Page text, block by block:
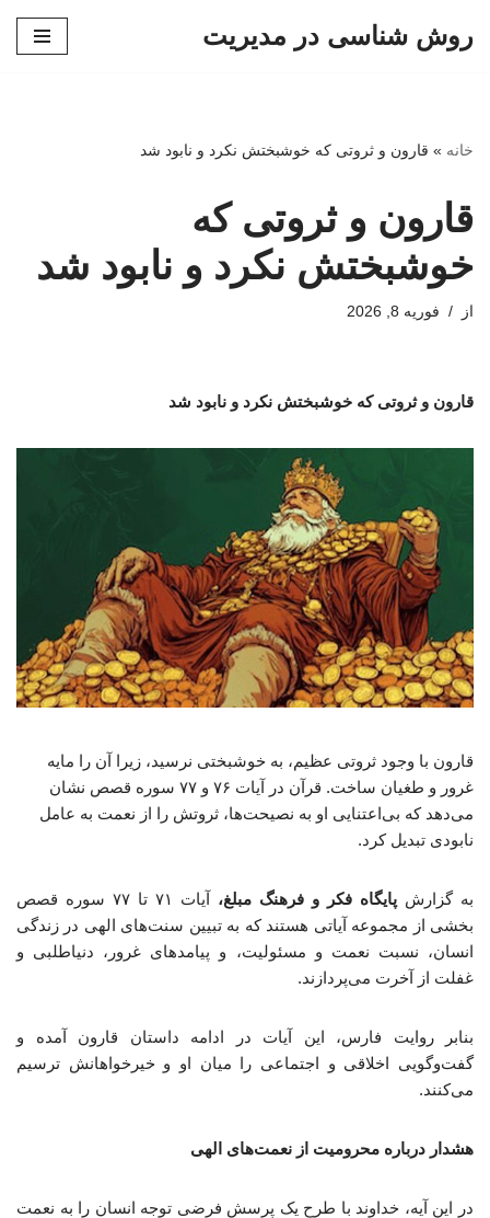
روش شناسی در مدیریت
خانه » قارون و ثروتی که خوشبختش نکرد و نابود شد
قارون و ثروتی که
خوشبختش نکرد و نابود شد
از فوریه 8, 2026
قارون و ثروتی که خوشبختش نکرد و نابود شد
قارون با وجود ثروتی عظیم، به خوشبختی نرسید، زیرا آن را مایه
غرور و طغیان ساخت. قرآن در آیات ۷۶ و ۷۷ سوره قصص نشان
می‌دهد که بی‌اعتنایی او به نصیحت‌ها، ثروتش را از نعمت به عامل
نابودی تبدیل کرد.
به گزارش پایگاه فکر و فرهنگ مبلغ،
آیات ۷۱ تا ۷۷ سوره قصص
بخشی از مجموعه آیاتی هستند که به تبیین سنت‌های الهی در زندگی
انسان، نسبت نعمت و مسئولیت، و پیامدهای غرور، دنیاطلبی و
غفلت از آخرت می‌پردازند.
بنابر روایت فارس، این آیات در ادامه داستان قارون آمده و
گفت‌وگویی اخلاقی و اجتماعی را میان او و خیرخواهانش ترسیم
می‌کنند.
هشدار درباره محرومیت از نعمت‌های الهی
در این آیه، خداوند با طرح یک پرسش فرضی توجه انسان را به نعمت